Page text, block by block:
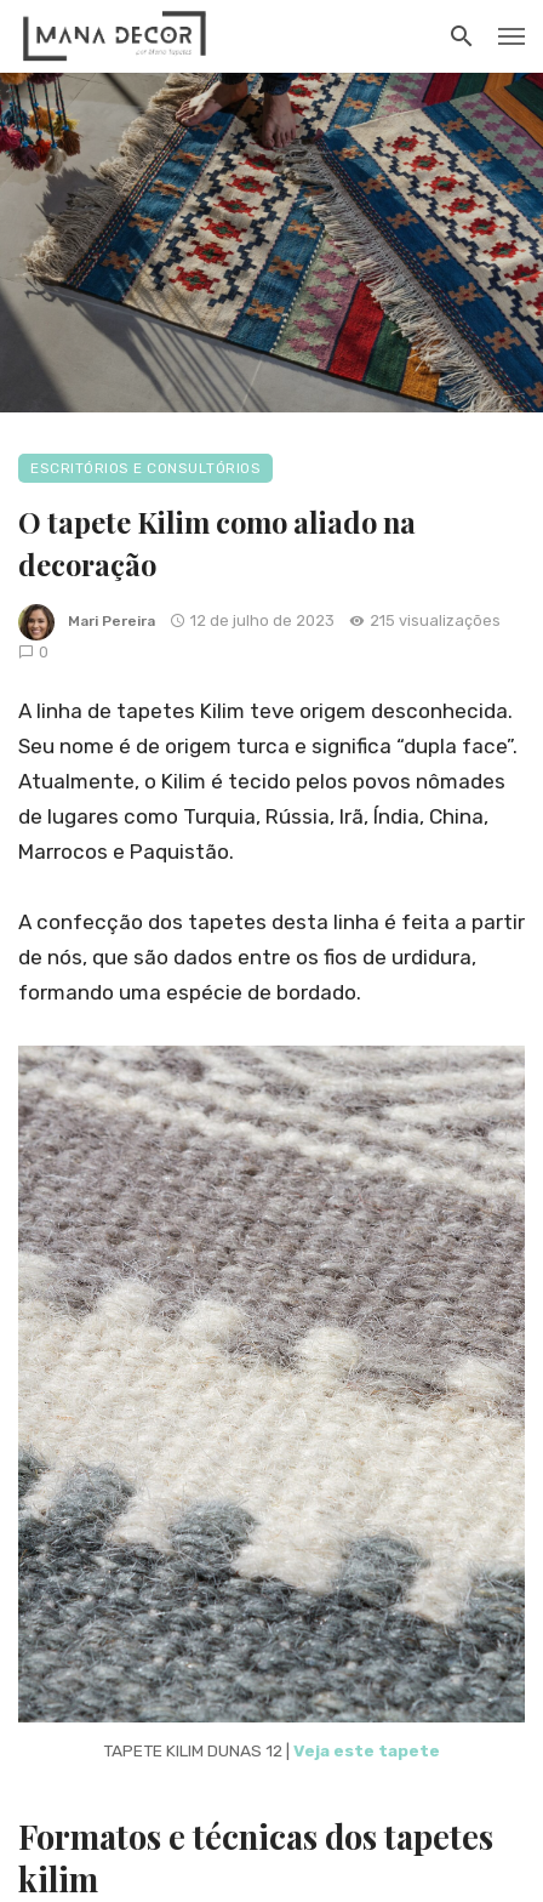
ESCRITÓRIOS E CONSULTÓRIOS
O tapete Kilim como aliado na
decoração
Mari Pereira 12 de julho de 2023
215 visualizações
0
A linha de tapetes Kilim teve origem desconhecida.
Seu nome é de origem turca e significa “dupla face”.
Atualmente, o Kilim é tecido pelos povos nômades
de lugares como Turquia, Rússia, Irã, Índia, China,
Marrocos e Paquistão.
A confecção dos tapetes desta linha é feita a partir
de nós, que são dados entre os fios de urdidura,
formando uma espécie de bordado.
TAPETE KILIM DUNAS 12 | Veja este tapete
Formatos e técnicas dos tapetes
kilim